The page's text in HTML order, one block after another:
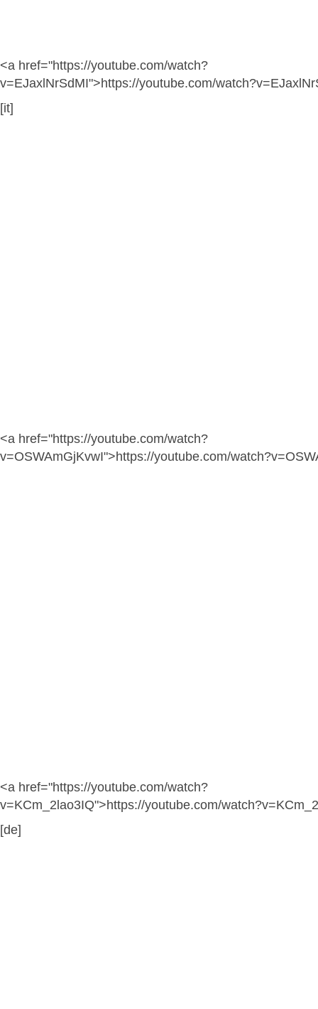
<a href="https://youtube.com/watch?
v=EJaxlNrSdMI">https://youtube.com/
[it]
<a href="https://youtube.com/watch?
v=OSWAmGjKvwI">https://youtube.com/
<a href="https://youtube.com/watch?
v=KCm_2lao3IQ">https://youtube.com/
[de]